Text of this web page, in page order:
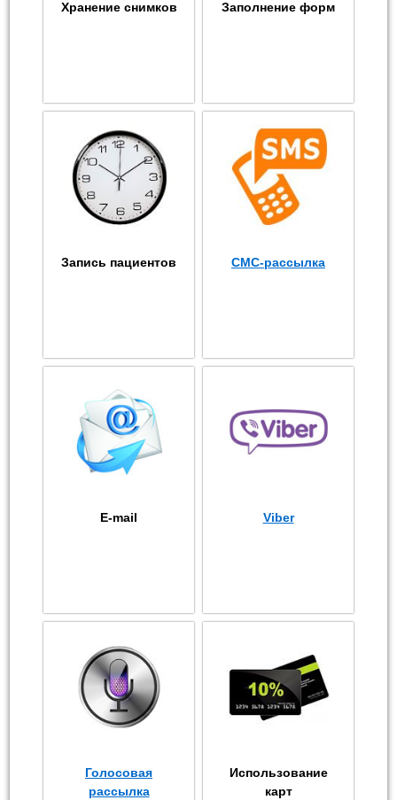
Хранение снимков Заполнение форм
Запись пациентов СМС-рассылка
E-mail Viber
Голосовая
рассылка
Использование
карт